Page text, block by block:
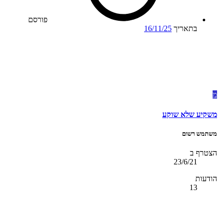
פורסם
בתאריך 16/11/25
מ
משקיע שלא שוקע
משתמש רשום
הצטרף ב
23/6/21
הודעות
13